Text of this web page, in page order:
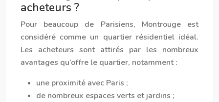
acheteurs ?
Pour beaucoup de Parisiens, Montrouge est
considéré comme un quartier résidentiel idéal.
Les acheteurs sont attirés par les nombreux
avantages qu’offre le quartier, notamment :
une proximité avec Paris ;
de nombreux espaces verts et jardins ;